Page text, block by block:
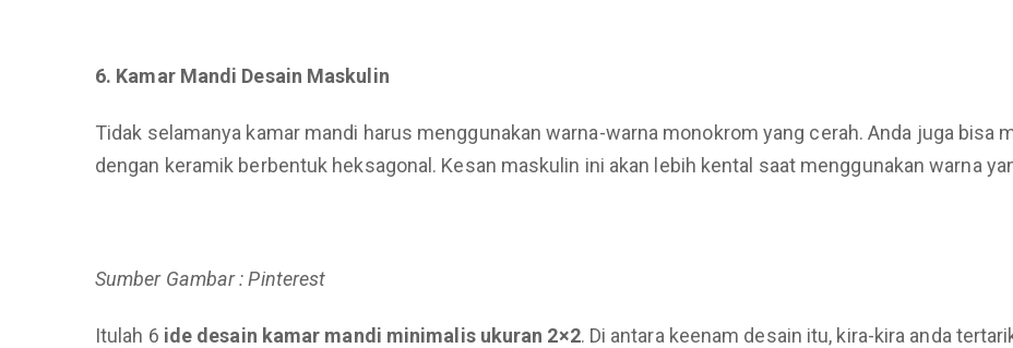
6. Kamar Mandi Desain Maskulin
Tidak selamanya kamar mandi harus menggunakan warna-warna monokrom yang cerah. Anda juga bisa
dengan keramik berbentuk heksagonal. Kesan maskulin ini akan lebih kental saat menggunakan warna
Sumber Gambar : Pinterest
Itulah 6 ide desain kamar mandi minimalis ukuran 2×2. Di antara keenam desain itu, kira-kira anda